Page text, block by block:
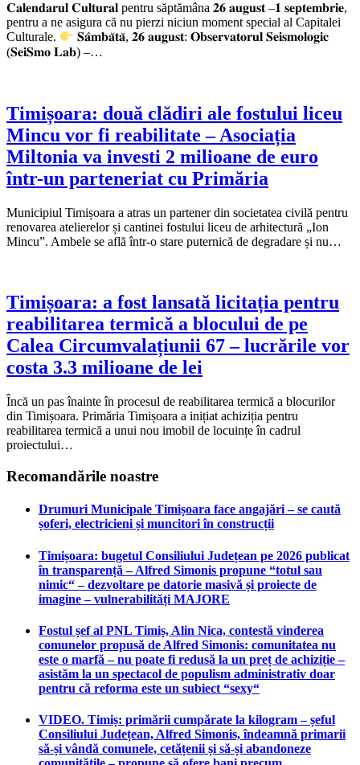
𝐂𝐚𝐥𝐞𝐧𝐝𝐚𝐫𝐮𝐥 𝐂𝐮𝐥𝐭𝐮𝐫𝐚𝐥 pentru săptămâna 𝟐𝟔 𝐚𝐮𝐠𝐮𝐬𝐭 –𝟏 𝐬𝐞𝐩𝐭𝐞𝐦𝐛𝐫𝐢𝐞,
pentru a ne asigura că nu pierzi niciun moment special al Capitalei
Culturale.
𝐒𝐚̂𝐦𝐛𝐚̆𝐭𝐚̆, 𝟐𝟔 𝐚𝐮𝐠𝐮𝐬𝐭: 𝐎𝐛𝐬𝐞𝐫𝐯𝐚𝐭𝐨𝐫𝐮𝐥 𝐒𝐞𝐢𝐬𝐦𝐨𝐥𝐨𝐠𝐢𝐜
(𝐒𝐞𝐢𝐒𝐦𝐨 𝐋𝐚𝐛) –…
Timișoara: două clădiri ale fostului liceu
Mincu vor fi reabilitate – Asociația
Miltonia va investi 2 milioane de euro
într-un parteneriat cu Primăria
Municipiul Timișoara a atras un partener din societatea civilă pentru
renovarea atelierelor și cantinei fostului liceu de arhitectură „Ion
Mincu”. Ambele se află într-o stare puternică de degradare și nu…
Timișoara: a fost lansată licitația pentru
reabilitarea termică a blocului de pe
Calea Circumvalațiunii 67 – lucrările vor
costa 3.3 milioane de lei
Încă un pas înainte în procesul de reabilitarea termică a blocurilor
din Timișoara. Primăria Timișoara a inițiat achiziția pentru
reabilitarea termică a unui nou imobil de locuințe în cadrul
proiectului…
Recomandările noastre
Drumuri Municipale Timișoara face angajări – se caută
șoferi, electricieni și muncitori în construcții
Timișoara: bugetul Consiliului Județean pe 2026 publicat
în transparență – Alfred Simonis propune “totul sau
nimic“ – dezvoltare pe datorie masivă și proiecte de
imagine – vulnerabilități MAJORE
Fostul șef al PNL Timiș, Alin Nica, contestă vinderea
comunelor propusă de Alfred Simonis: comunitatea nu
este o marfă – nu poate fi redusă la un preț de achiziție –
asistăm la un spectacol de populism administrativ doar
pentru că reforma este un subiect “sexy“
VIDEO. Timiș: primării cumpărate la kilogram – șeful
Consiliului Județean, Alfred Simonis, îndeamnă primarii
să-și vândă comunele, cetățenii și să-și abandoneze